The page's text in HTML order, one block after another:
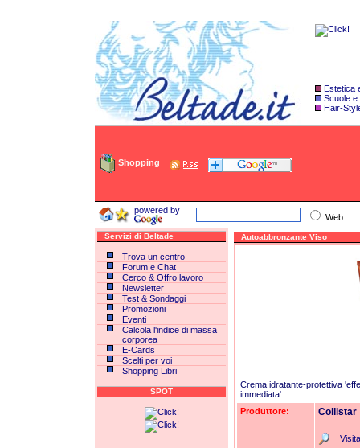
Estetica
Scuole e
Hair-
Shopping
powered by
Web
Servizi di Beltade
Trova un centro
Forum e Chat
Cerco & Offro lavoro
Newsletter
Test & Sondaggi
Promozioni
Eventi
Calcola l'indice di massa
corporea
E-Cards
Scelti per voi
Shopping Libri
SPOT
Autoabbronzante Viso
Crema idratante-protettiva
immediata'
Produttore:
Collistar